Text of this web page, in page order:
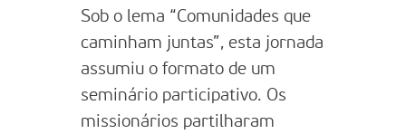
Sob o lema “Comunidades que
caminham juntas”, esta jornada
assumiu o formato de um
seminário participativo. Os
missionários partilharam